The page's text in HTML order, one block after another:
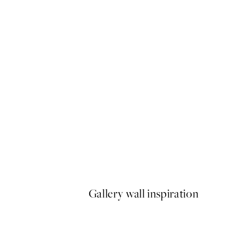
Gallery wall inspiration